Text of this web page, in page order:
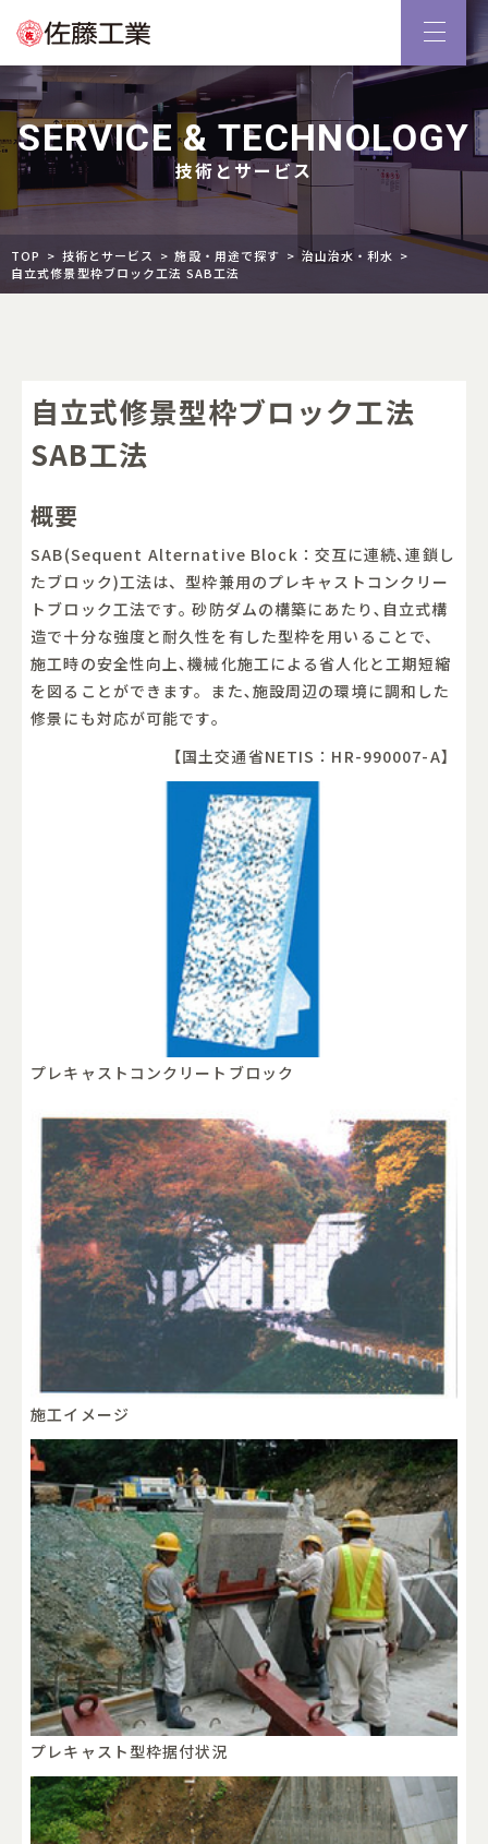
SERVICE & TECHNOLOGY
技術とサービス
TOP 技術とサービス 施設・用途で探す
治山治水・利水
自立式修景型枠ブロック工法 SAB工法
自立式修景型枠ブロック工法
SAB工法
概要
SAB(Sequent Alternative Block：交互に連続､連鎖し
たブロック)工法は、型枠兼用のプレキャストコンクリー
トブロック工法です｡ 砂防ダムの構築にあたり､自立式構
造で十分な強度と耐久性を有した型枠を用いることで、
施工時の安全性向上､機械化施工による省人化と工期短縮
を図ることができます。また､施設周辺の環境に調和した
修景にも対応が可能です｡
【国土交通省NETIS：HR-990007-A】
プレキャストコンクリートブロック
施工イメージ
プレキャスト型枠据付状況